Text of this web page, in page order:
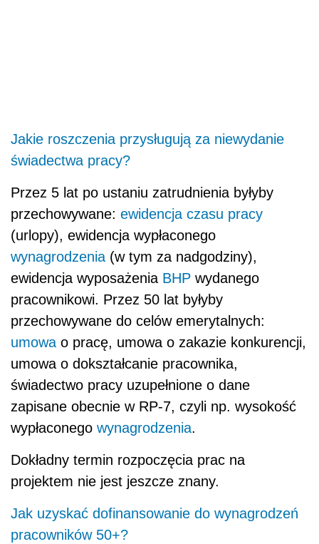
Jakie roszczenia przysługują za niewydanie
świadectwa pracy?
Przez 5 lat po ustaniu zatrudnienia byłyby
przechowywane: ewidencja czasu pracy
(urlopy), ewidencja wypłaconego
wynagrodzenia (w tym za nadgodziny),
ewidencja wyposażenia BHP wydanego
pracownikowi. Przez 50 lat byłyby
przechowywane do celów emerytalnych:
umowa o pracę, umowa o zakazie konkurencji,
umowa o dokształcanie pracownika,
świadectwo pracy uzupełnione o dane
zapisane obecnie w RP-7, czyli np. wysokość
wypłaconego wynagrodzenia.
Dokładny termin rozpoczęcia prac na
projektem nie jest jeszcze znany.
Jak uzyskać dofinansowanie do wynagrodzeń
pracowników 50+?